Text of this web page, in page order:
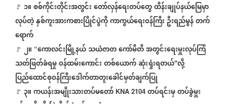
🚩 ၁။စစ်ကိုင်းတိုင်းအတွင်းတော်လှန်ရေးတပ်တွေထိန်းချုပ်နယ်မြေမှာ
လုပ်တဲ့နှစ်ကူးအားကစားပြိုင်ပွဲကိုကာကွယ်ရေးဝန်ကြီး ဦးရည်မွန်တက်
ရောက်
🚩 ၂။ “ကောလင်းမြို့နယ်သယံဇာတကော်မီတီအတွင်းရေးမှူးလုပ်ကြံ
သတ်ဖြတ်ခံရမှုဝန်ထမ်းကောင်းတစ်ယောက်ဆုံးရှုံးရတယ်"လို့
ပြည်ထောင်စုဝန်ကြီးဒေါက်တာတူးခေါင်မှတ်ချက်ပြု
🚩 ၃။ကယန်းအမျိုးသားတပ်မတော် KNA 2104 တပ်ရင်းမှတပ်ခွဲမှူး